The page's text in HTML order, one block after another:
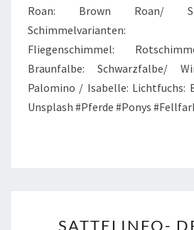
Roan: Brown Roan/
Schimmelvarianten:
Fliegenschimmel:
Braunfalbe: Schwarzfalbe/
Palomino / Isabelle: Lichtfuchs:
Unsplash #Pferde #Ponys
SATTELINFO-